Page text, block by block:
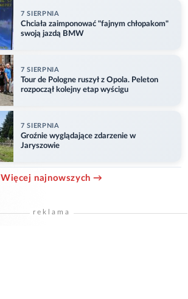
7 SIERPNIA
Chciała zaimponować "fajnym chłopakom"
swoją jazdą BMW
7 SIERPNIA
Tour de Pologne ruszył z Opola. Peleton
rozpoczął kolejny etap wyścigu
7 SIERPNIA
Groźnie wyglądające zdarzenie w
Jaryszowie
Więcej najnowszych →
reklama